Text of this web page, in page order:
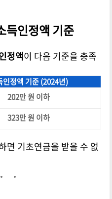
득인정액 기준
정액이 다음 기준을 충족
인정액 기준 (2024년)
202만 원 이하
323만 원 이하
면 기초연금을 받을 수 없